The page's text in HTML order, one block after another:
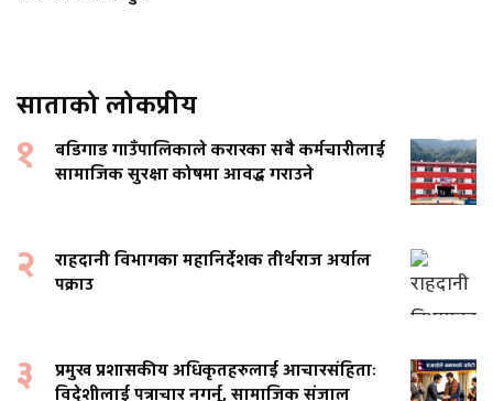
साताको लोकप्रीय
१
बडिगाड गाउँपालिकाले करारका सबै कर्मचारीलाई
सामाजिक सुरक्षा कोषमा आवद्ध गराउने
२
राहदानी विभागका महानिर्देशक तीर्थराज अर्याल
पक्राउ
३
प्रमुख प्रशासकीय अधिकृतहरुलाई आचारसंहिताः
विदेशीलाई पत्राचार नगर्नू, सामाजिक संजाल